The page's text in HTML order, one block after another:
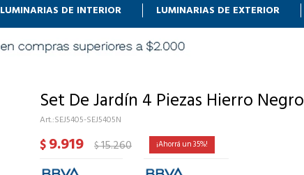
LUMINARIAS DE INTERIOR LUMINARIAS DE EXTERIOR
Set De Jardín 4 Piezas Hierro Negro
SEJ5405-SEJ5405N
$9.919 $15.260 35